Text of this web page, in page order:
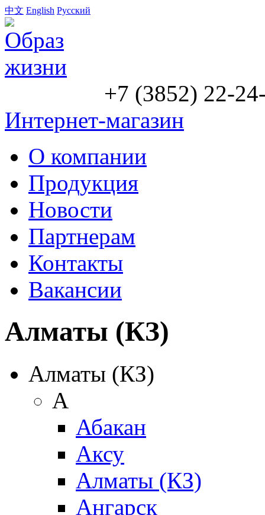
中文 English Русский
+7 (3852) 22-
Интернет-магазин
О компании
Продукция
Новости
Партнерам
Контакты
Вакансии
Алматы (КЗ)
Алматы (КЗ)
А
Абакан
Аксу
Алматы (КЗ)
Ангарск